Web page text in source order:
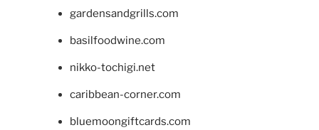
gardensandgrills.com
basilfoodwine.com
nikko-tochigi.net
caribbean-corner.com
bluemoongiftcards.com